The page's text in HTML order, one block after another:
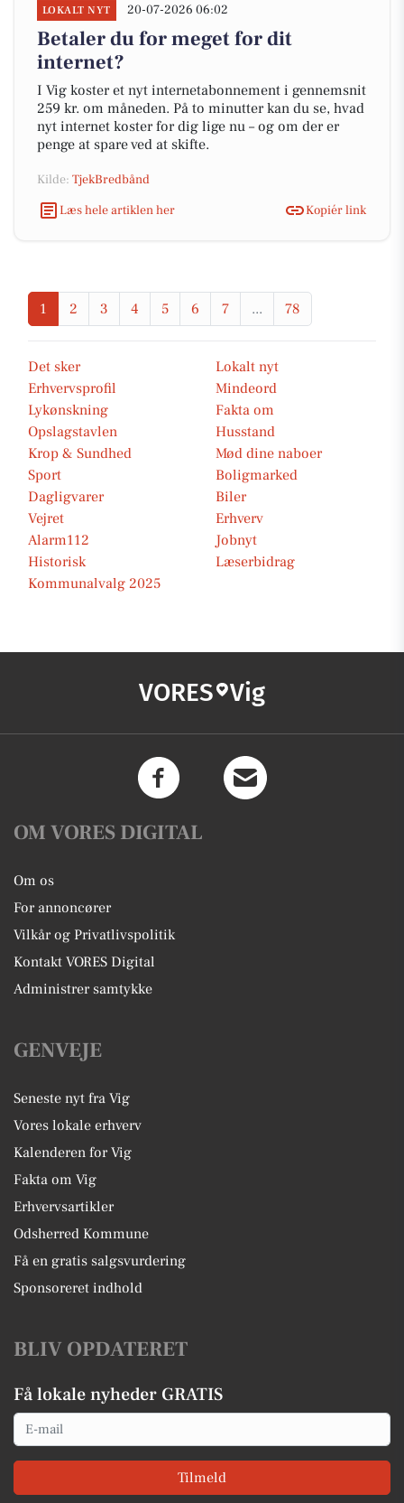
LOKALT NYT 20-07-2026 06:02
Betaler du for meget for dit
internet?
I Vig koster et nyt internetabonnement i gennemsnit
259 kr. om måneden. På to minutter kan du se, hvad
nyt internet koster for dig lige nu – og om der er
penge at spare ved at skifte.
Kilde: TjekBredbånd
Læs hele artiklen her
Kopiér link
1 2 3 4 5 6 7 ... 78
Det sker
Lokalt nyt
Erhvervsprofil
Mindeord
Lykønskning
Fakta om
Opslagstavlen
Husstand
Krop & Sundhed
Mød dine naboer
Sport
Boligmarked
Dagligvarer
Biler
Vejret
Erhverv
Alarm112
Jobnyt
Historisk
Læserbidrag
Kommunalvalg 2025
VORES Vig
OM VORES DIGITAL
Om os
For annoncører
Vilkår og Privatlivspolitik
Kontakt VORES Digital
Administrer samtykke
GENVEJE
Seneste nyt fra Vig
Vores lokale erhverv
Kalenderen for Vig
Fakta om Vig
Erhvervsartikler
Odsherred Kommune
Få en gratis salgsvurdering
Sponsoreret indhold
BLIV OPDATERET
Få lokale nyheder GRATIS
Email
Tilmeld